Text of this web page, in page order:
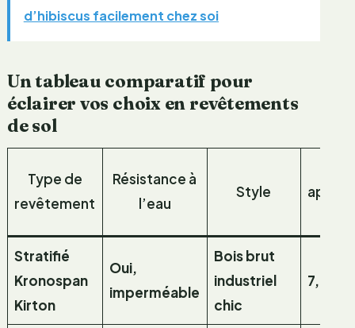
d’hibiscus facilement chez soi
Un tableau comparatif pour
éclairer vos choix en revêtements
de sol
Type de
revêtement
Résistance à
l’eau
Style
Stratifié
Kronospan
Kirton
Oui,
imperméable
Bois brut
industriel
chic
7,99 €